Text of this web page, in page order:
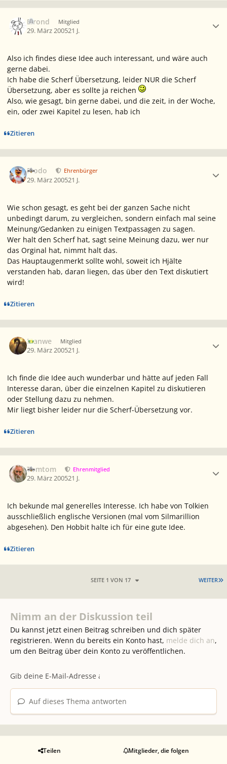
Elrond Mitglied
29. März 200521 J.
Also ich findes diese Idee auch interessant, und wäre auch
gerne dabei.
Ich habe die Scherf Übersetzung, leider NUR die Scherf
Übersetzung, aber es sollte ja reichen
Also, wie gesagt, bin gerne dabei, und die zeit, in der Woche,
ein, oder zwei Kapitel zu lesen, hab ich
Zitieren
Frodo Ehrenbürger
29. März 200521 J.
Wie schon gesagt, es geht bei der ganzen Sache nicht
unbedingt darum, zu vergleichen, sondern einfach mal seine
Meinung/Gedanken zu einigen Textpassagen zu sagen.
Wer halt den Scherf hat, sagt seine Meinung dazu, wer nur
das Orginal hat, nimmt halt das.
Das Hauptaugenmerkt sollte wohl, soweit ich Hjälte
verstanden hab, daran liegen, das über den Text diskutiert
wird!
Zitieren
Manwe Mitglied
29. März 200521 J.
Ich finde die Idee auch wunderbar und hätte auf jeden Fall
Interesse daran, über die einzelnen Kapitel zu diskutieren
oder Stellung dazu zu nehmen.
Mir liegt bisher leider nur die Scherf-Übersetzung vor.
Zitieren
Tomtom Ehrenmitglied
29. März 200521 J.
Ich bekunde mal generelles Interesse. Ich habe von Tolkien
ausschließlich englische Versionen (mal vom Silmarillion
abgesehen). Den Hobbit halte ich für eine gute Idee.
Zitieren
WEITER
SEITE 1 VON 17
Nimm an der Diskussion teil
Du kannst jetzt einen Beitrag schreiben und dich später
registrieren. Wenn du bereits ein Konto hast, melde dich an,
um den Beitrag über dein Konto zu veröffentlichen.
Auf dieses Thema antworten
Teilen Mitglieder, die folgen